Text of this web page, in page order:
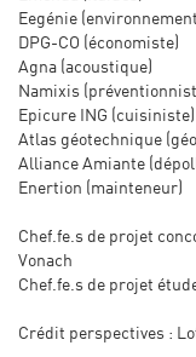
Eegénie
DPG-CO (économiste)
Agna (acoustique)
Namixis
Epicure ING (cuisiniste)
Atlas géotechnique
Alliance Amiante
Enertion (mainteneur)
Chef.fe.s de projet
Vonach
Chef.fe.s de projet
Crédit perspectives :